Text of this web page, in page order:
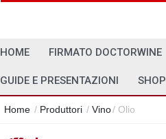
HOME FIRMATO DOCTORWINE
GUIDE E PRESENTAZIONI SHOP
Home / Produttori / Vino/ Olio